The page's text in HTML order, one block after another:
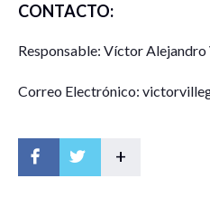
CONTACTO:
Responsable: Víctor
Correo Electrónico:
+